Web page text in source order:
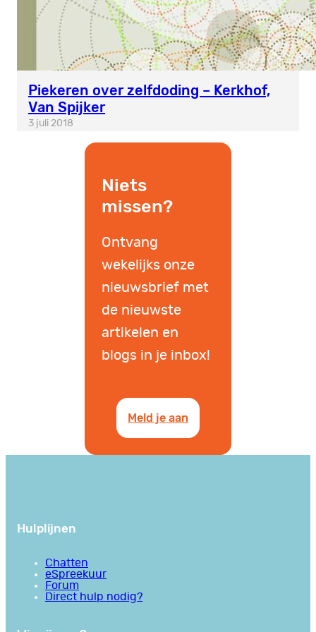
Piekeren over zelfdoding – Kerkhof,
Van Spijker
3 juli 2018
Niets
missen?
Ontvang
wekelijks onze
nieuwsbrief met
de nieuwste
artikelen en
blogs in je inbox!
Meld je aan
Hulplijnen
Chatten
eSpreekuur
Forum
Direct hulp nodig?